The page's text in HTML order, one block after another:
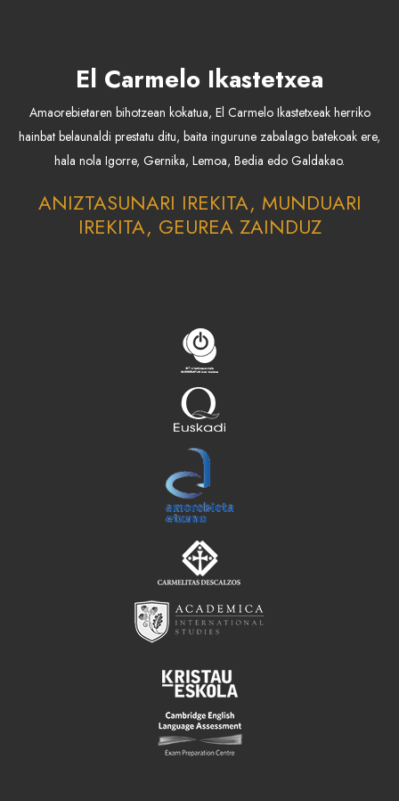
El Carmelo Ikastetxea
Amaorebietaren bihotzean kokatua, El Carmelo Ikastetxeak herriko
hainbat belaunaldi prestatu ditu, baita ingurune zabalago batekoak ere,
hala nola Igorre, Gernika, Lemoa, Bedia edo Galdakao.
ANIZTASUNARI IREKITA, MUNDUARI
IREKITA, GEUREA ZAINDUZ